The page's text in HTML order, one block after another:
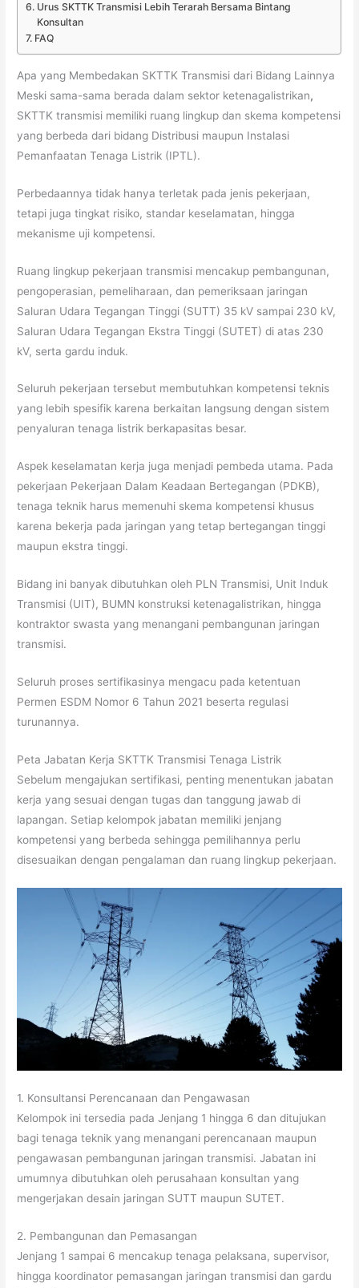
Urus SKTTK Transmisi Lebih Terarah Bersama Bintang
Konsultan
FAQ
Apa yang Membedakan SKTTK Transmisi dari Bidang Lainnya
Meski sama-sama berada dalam sektor ketenagalistrikan,
SKTTK transmisi memiliki ruang lingkup dan skema kompetensi
yang berbeda dari bidang Distribusi maupun Instalasi
Pemanfaatan Tenaga Listrik (IPTL).
Perbedaannya tidak hanya terletak pada jenis pekerjaan,
tetapi juga tingkat risiko, standar keselamatan, hingga
mekanisme uji kompetensi.
Ruang lingkup pekerjaan transmisi mencakup pembangunan,
pengoperasian, pemeliharaan, dan pemeriksaan jaringan
Saluran Udara Tegangan Tinggi (SUTT) 35 kV sampai 230 kV,
Saluran Udara Tegangan Ekstra Tinggi (SUTET) di atas 230
kV, serta gardu induk.
Seluruh pekerjaan tersebut membutuhkan kompetensi teknis
yang lebih spesifik karena berkaitan langsung dengan sistem
penyaluran tenaga listrik berkapasitas besar.
Aspek keselamatan kerja juga menjadi pembeda utama. Pada
pekerjaan Pekerjaan Dalam Keadaan Bertegangan (PDKB),
tenaga teknik harus memenuhi skema kompetensi khusus
karena bekerja pada jaringan yang tetap bertegangan tinggi
maupun ekstra tinggi.
Bidang ini banyak dibutuhkan oleh PLN Transmisi, Unit Induk
Transmisi (UIT), BUMN konstruksi ketenagalistrikan, hingga
kontraktor swasta yang menangani pembangunan jaringan
transmisi.
Seluruh proses sertifikasinya mengacu pada ketentuan
Permen ESDM Nomor 6 Tahun 2021 beserta regulasi
turunannya.
Peta Jabatan Kerja SKTTK Transmisi Tenaga Listrik
Sebelum mengajukan sertifikasi, penting menentukan jabatan
kerja yang sesuai dengan tugas dan tanggung jawab di
lapangan. Setiap kelompok jabatan memiliki jenjang
kompetensi yang berbeda sehingga pemilihannya perlu
disesuaikan dengan pengalaman dan ruang lingkup pekerjaan.
1. Konsultansi Perencanaan dan Pengawasan
Kelompok ini tersedia pada Jenjang 1 hingga 6 dan ditujukan
bagi tenaga teknik yang menangani perencanaan maupun
pengawasan pembangunan jaringan transmisi. Jabatan ini
umumnya dibutuhkan oleh perusahaan konsultan yang
mengerjakan desain jaringan SUTT maupun SUTET.
2. Pembangunan dan Pemasangan
Jenjang 1 sampai 6 mencakup tenaga pelaksana, supervisor,
hingga koordinator pemasangan jaringan transmisi dan gardu